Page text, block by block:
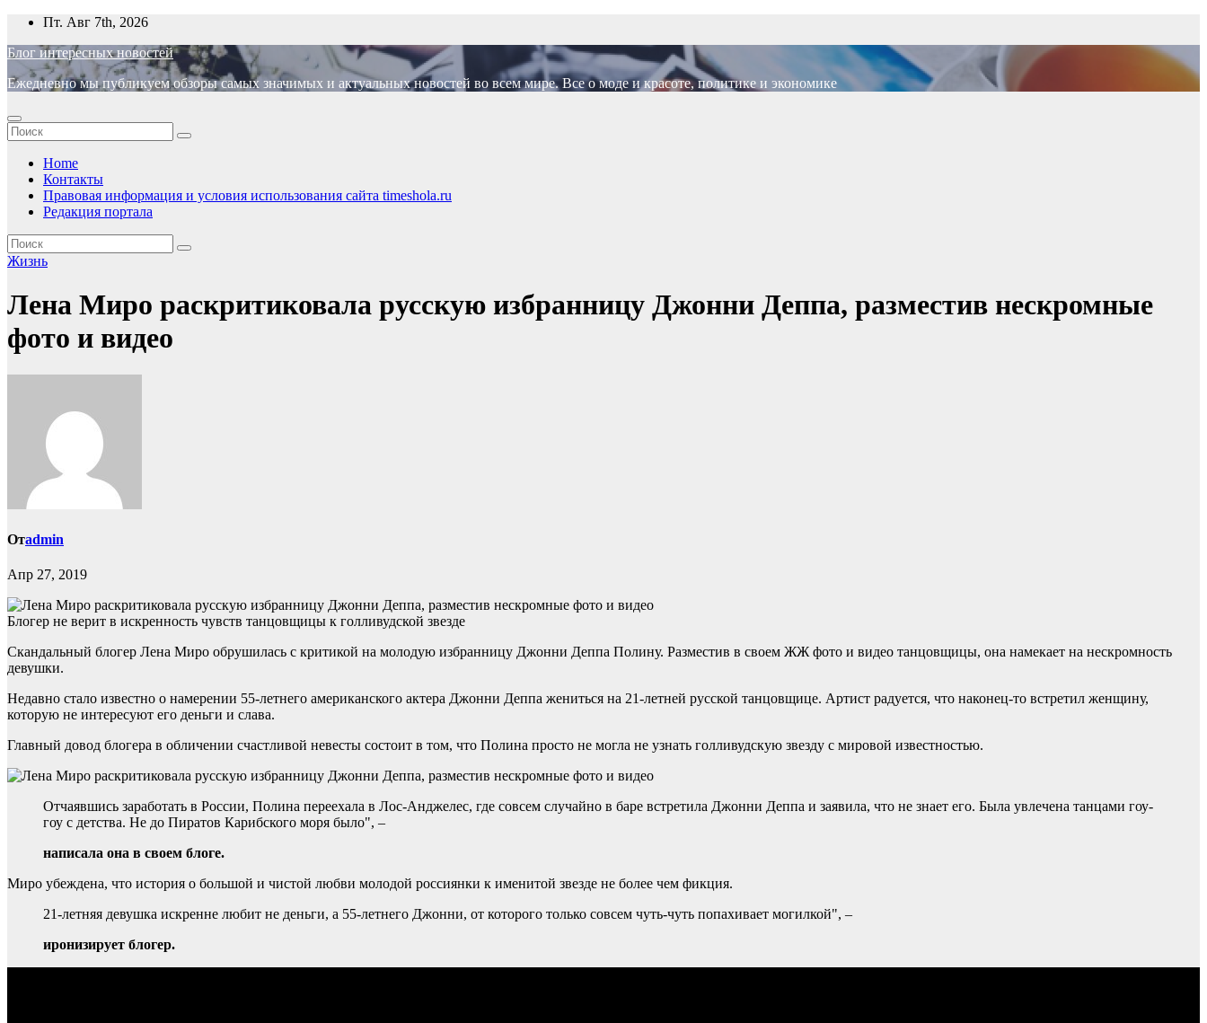
Перейти
содержимому
Пт. Авг 7th, 2026
Блог интересных новостей
Ежедневно мы публикуем обзоры самых значимых и актуальных новостей во всем мире. Все о моде и красоте, политике и экономике
Home
Контакты
Правовая информация и условия использования сайта timeshola.ru
Редакция портала
Жизнь
Лена Миро раскритиковала русскую избранницу Джонни Деппа, разместив нескромные
фото и видео
Отadmin
Апр 27, 2019
Блогер не верит в искренность чувств танцовщицы к голливудской звезде
Скандальный блогер Лена Миро обрушилась с критикой на молодую избранницу Джонни Деппа Полину. Разместив в своем ЖЖ фото и видео танцовщицы, она намекает на нескромность
девушки.
Недавно стало известно о намерении 55-летнего американского актера Джонни Деппа жениться на 21-летней русской танцовщице. Артист радуется, что наконец-то встретил женщину,
которую не интересуют его деньги и слава.
Главный довод блогера в обличении счастливой невесты состоит в том, что Полина просто не могла не узнать голливудскую звезду с мировой известностью.
Отчаявшись заработать в России, Полина переехала в Лос-Анджелес, где совсем случайно в баре встретила Джонни Деппа и заявила, что не знает его. Была увлечена танцами гоу-
гоу с детства. Не до Пиратов Карибского моря было", –
написала она в своем блоге.
Миро убеждена, что история о большой и чистой любви молодой россиянки к именитой звезде не более чем фикция.
21-летняя девушка искренне любит не деньги, а 55-летнего Джонни, от которого только совсем чуть-чуть попахивает могилкой", –
иронизирует блогер.